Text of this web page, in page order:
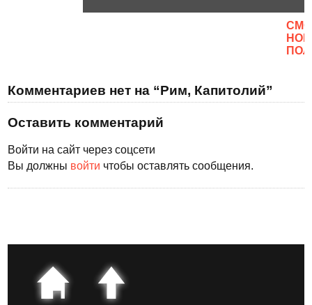
Комментариев нет на “Рим, Капитолий”
Оставить комментарий
Войти на сайт через соцсети
Вы должны войти чтобы оставлять сообщения.